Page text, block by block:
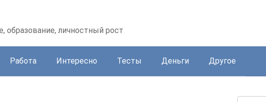
образование, личностный рост
Работа Интересно Тесты Деньги Другое